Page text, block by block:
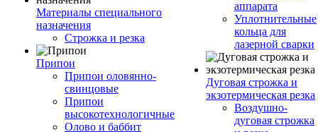
Материалы специального
назначения
Строжка и резка
Припои
Припои оловянно-
свинцовые
Припои
высокотехнологичные
Олово и баббит
аппарата
Уплотнительные
кольца для
лазерной сварки
Дуговая строжка и
экзотермическая резка
Воздушно-
дуговая строжка